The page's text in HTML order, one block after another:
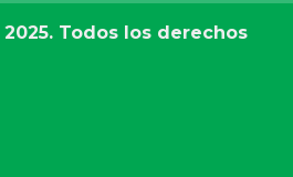
2025. Todos los derechos